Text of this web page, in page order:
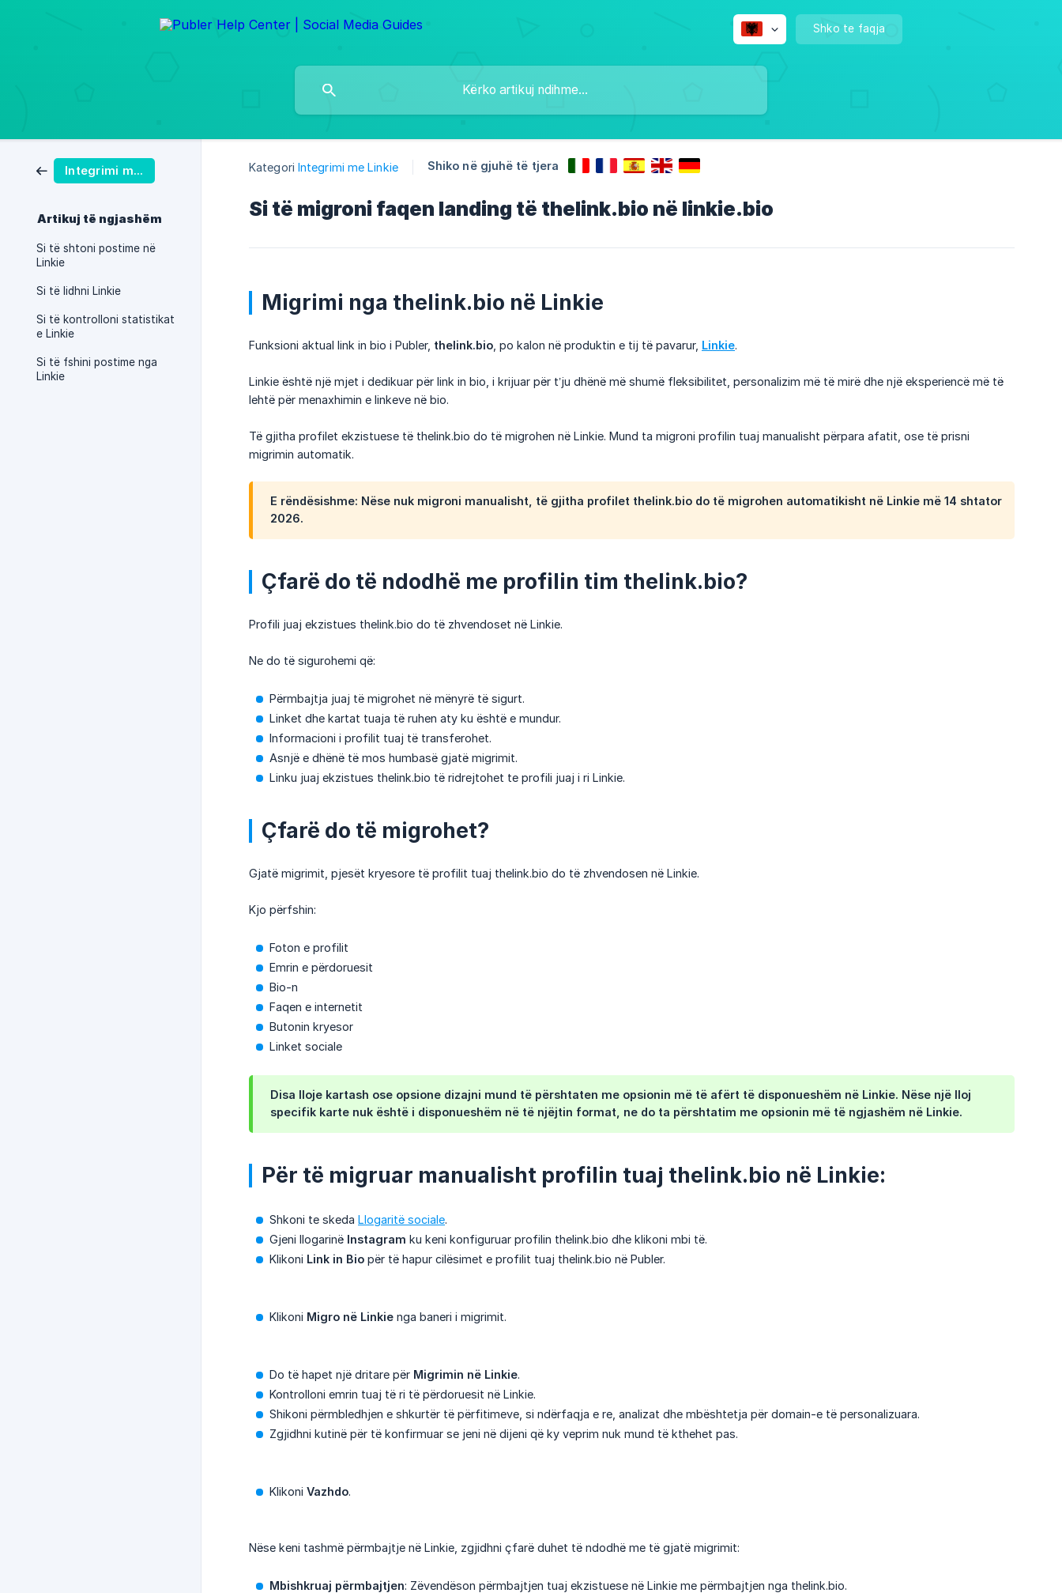
Shko te faqja
Integrimi me Linkie
Artikuj të ngjashëm
Si të shtoni postime në
Linkie
Si të lidhni Linkie
Si të kontrolloni statistikat
e Linkie
Si të fshini postime nga
Linkie
Kategori Integrimi me Linkie Shiko në gjuhë të tjera
Si të migroni faqen landing të thelink.bio në linkie.bio
Migrimi nga thelink.bio në Linkie
Funksioni aktual link in bio i Publer, thelink.bio , po kalon në produktin e tij të pavarur, Linkie.
Linkie është një mjet i dedikuar për link in bio, i krijuar për t’ju dhënë më shumë fleksibilitet, personalizim më të mirë dhe një eksperiencë më të
lehtë për menaxhimin e linkeve në bio.
Të gjitha profilet ekzistuese të thelink.bio do të migrohen në Linkie. Mund ta migroni profilin tuaj manualisht përpara afatit, ose të prisni
migrimin automatik.
E rëndësishme: Nëse nuk migroni manualisht, të gjitha profilet thelink.bio do të migrohen automatikisht në Linkie më 14 shtator
2026.
Çfarë do të ndodhë me profilin tim thelink.bio?
Profili juaj ekzistues thelink.bio do të zhvendoset në Linkie.
Ne do të sigurohemi që:
Përmbajtja juaj të migrohet në mënyrë të sigurt.
Linket dhe kartat tuaja të ruhen aty ku është e mundur.
Informacioni i profilit tuaj të transferohet.
Asnjë e dhënë të mos humbasë gjatë migrimit.
Linku juaj ekzistues thelink.bio të ridrejtohet te profili juaj i ri Linkie.
Çfarë do të migrohet?
Gjatë migrimit, pjesët kryesore të profilit tuaj thelink.bio do të zhvendosen në Linkie.
Kjo përfshin:
Foton e profilit
Emrin e përdoruesit
Bio-n
Faqen e internetit
Butonin kryesor
Linket sociale
Disa lloje kartash ose opsione dizajni mund të përshtaten me opsionin më të afërt të disponueshëm në Linkie. Nëse një lloj
specifik karte nuk është i disponueshëm në të njëjtin format, ne do ta përshtatim me opsionin më të ngjashëm në Linkie.
Për të migruar manualisht profilin tuaj thelink.bio në Linkie:
Shkoni te skeda Llogaritë sociale.
Gjeni llogarinë Instagram ku keni konfiguruar profilin thelink.bio dhe klikoni mbi të.
Klikoni Link in Bio për të hapur cilësimet e profilit tuaj thelink.bio në Publer.
Klikoni Migro në Linkie nga baneri i migrimit.
Do të hapet një dritare për Migrimin në Linkie.
Kontrolloni emrin tuaj të ri të përdoruesit në Linkie.
Shikoni përmbledhjen e shkurtër të përfitimeve, si ndërfaqja e re, analizat dhe mbështetja për domain-e të personalizuara.
Zgjidhni kutinë për të konfirmuar se jeni në dijeni që ky veprim nuk mund të kthehet pas.
Klikoni Vazhdo.
Nëse keni tashmë përmbajtje në Linkie, zgjidhni çfarë duhet të ndodhë me të gjatë migrimit:
Mbishkruaj përmbajtjen: Zëvendëson përmbajtjen tuaj ekzistuese në Linkie me përmbajtjen nga thelink.bio.